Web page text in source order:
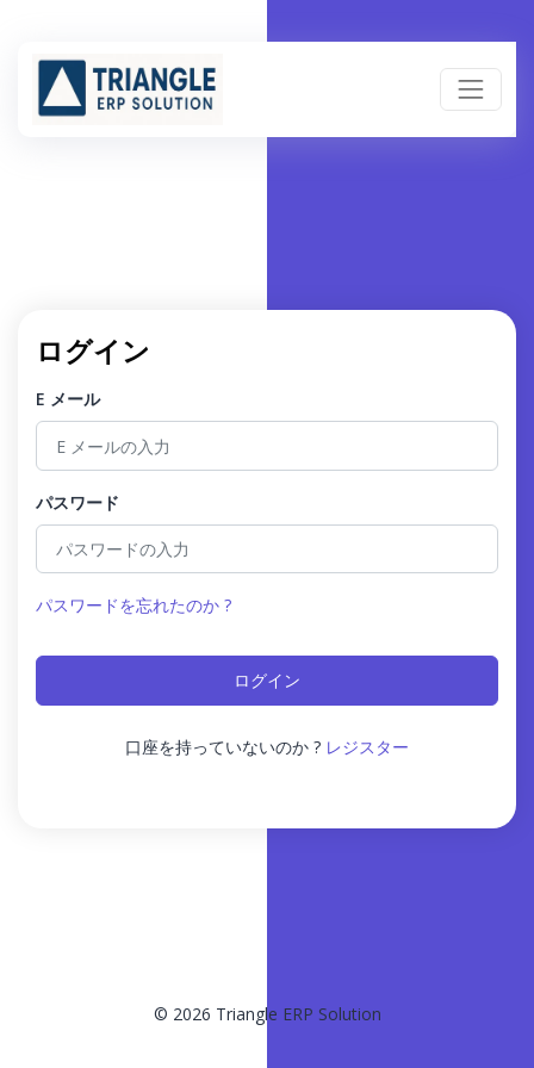
ログイン
E メール
パスワード
パスワードを忘れたのか ?
口座を持っていないのか ? レジスター
© 2026 Triangle ERP Solution